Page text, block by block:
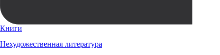
Книги
Нехудожественная литература